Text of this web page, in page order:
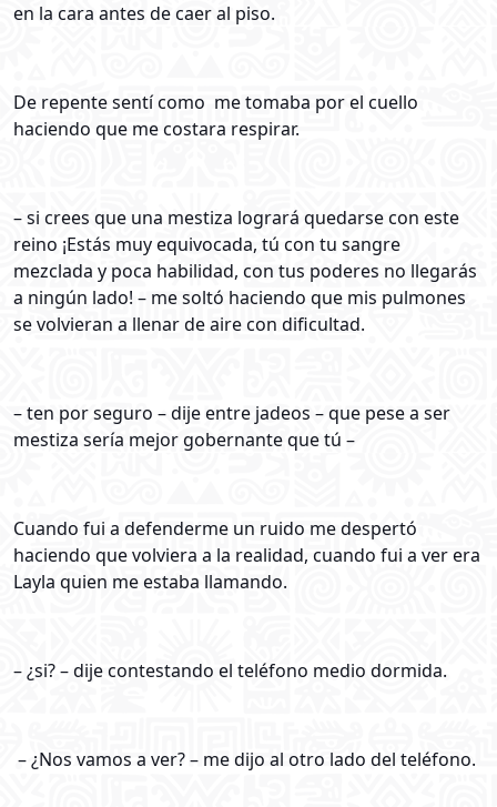
en la cara antes de caer al piso.
De repente sentí como me tomaba por el cuello
haciendo que me costara respirar.
– si crees que una mestiza logrará quedarse con este
reino ¡Estás muy equivocada, tú con tu sangre
mezclada y poca habilidad, con tus poderes no llegarás
a ningún lado! – me soltó haciendo que mis pulmones
se volvieran a llenar de aire con dificultad.
– ten por seguro – dije entre jadeos – que pese a ser
mestiza sería mejor gobernante que tú –
Cuando fui a defenderme un ruido me despertó
haciendo que volviera a la realidad, cuando fui a ver era
Layla quien me estaba llamando.
– ¿si? – dije contestando el teléfono medio dormida.
– ¿Nos vamos a ver? – me dijo al otro lado del teléfono.